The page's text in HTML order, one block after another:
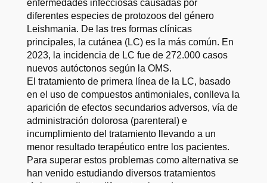
enfermedades infecciosas causadas por
diferentes especies de protozoos del género
Leishmania. De las tres formas clínicas
principales, la cutánea (LC) es la más común. En
2023, la incidencia de LC fue de 272.000 casos
nuevos autóctonos según la OMS.
El tratamiento de primera línea de la LC, basado
en el uso de compuestos antimoniales, conlleva la
aparición de efectos secundarios adversos, vía de
administración dolorosa (parenteral) e
incumplimiento del tratamiento llevando a un
menor resultado terapéutico entre los pacientes.
Para superar estos problemas como alternativa se
han venido estudiando diversos tratamientos